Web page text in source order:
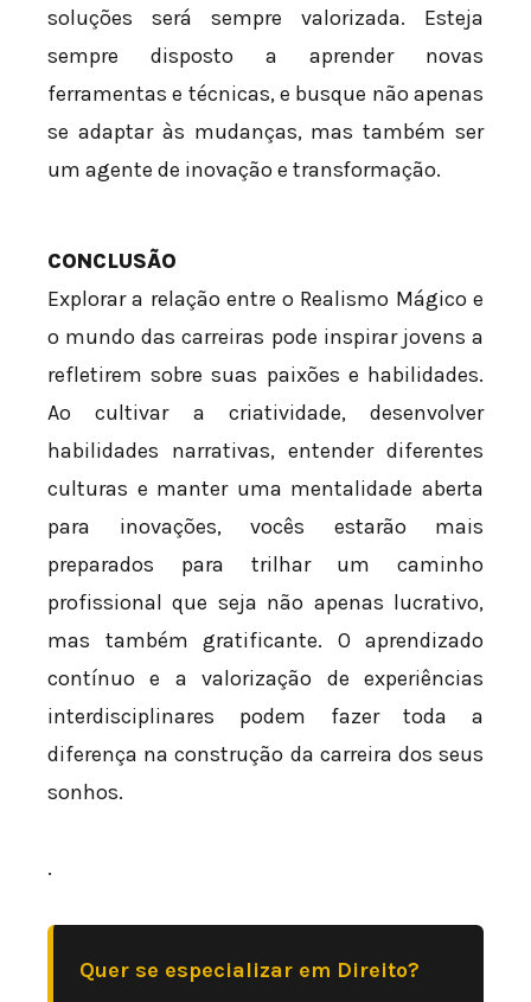
soluções será sempre valorizada. Esteja
sempre disposto a aprender novas
ferramentas e técnicas, e busque não apenas
se adaptar às mudanças, mas também ser
um agente de inovação e transformação.
CONCLUSÃO
Explorar a relação entre o Realismo Mágico e
o mundo das carreiras pode inspirar jovens a
refletirem sobre suas paixões e habilidades.
Ao cultivar a criatividade, desenvolver
habilidades narrativas, entender diferentes
culturas e manter uma mentalidade aberta
para inovações, vocês estarão mais
preparados para trilhar um caminho
profissional que seja não apenas lucrativo,
mas também gratificante. O aprendizado
contínuo e a valorização de experiências
interdisciplinares podem fazer toda a
diferença na construção da carreira dos seus
sonhos.
.
Quer se especializar em Direito?